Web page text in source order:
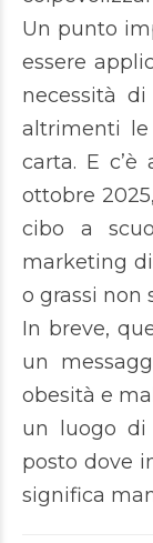
Un punto
essere
necessità
altrimenti le
carta. E c’è
ottobre
cibo a
marketing
o grassi non
In breve,
un
obesità e
un luogo di
posto dove
significa